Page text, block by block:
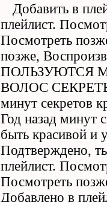
Добавить в
плейлист.
Посмотреть
позже,
ПОЛЬЗУЮТСЯ
ВОЛОС СЕКРЕТЫ
минут секретов
Год назад минут
быть красивой и
Подтверждено,
плейлист.
Посмотреть
Добавлено в